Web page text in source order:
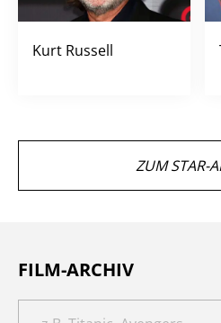
Kurt Russell
ZUM STAR-
FILM-ARCHIV